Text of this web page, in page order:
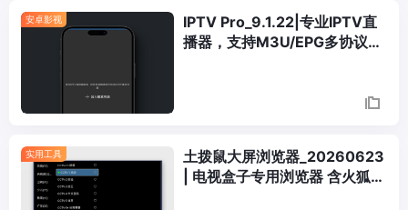
安卓影视
IPTV Pro_9.1.22|专业IPTV直
播器，支持M3U/EPG多协议解
实用工具
土拨鼠大屏浏览器_20260623
| 电视盒子专用浏览器 含火狐内